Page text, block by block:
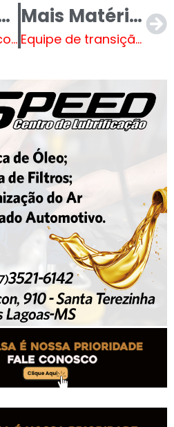
Macaco hidráulico falha e motorista morre esmagado por veículo no interior de MS
Mais Matérias
Equipe de transição entrega relatório final ao Prefeito eleito, Cassiano Maia